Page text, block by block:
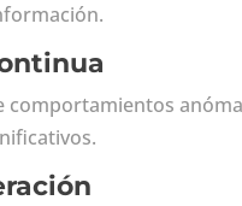
comportamientos